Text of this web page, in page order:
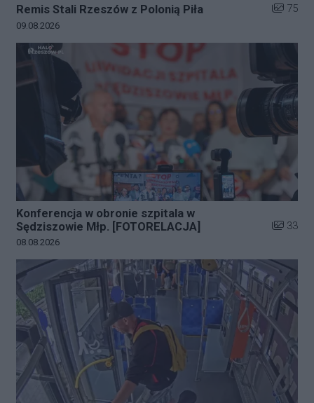
Remis Stali Rzeszów z Polonią Piła Liczba
75
Data dodania galerii:
09.08.2026
Konferencja w obronie szpitala w
Sędziszowie Młp. [FOTORELACJA]
Liczba
33
Data dodania galerii:
08.08.2026